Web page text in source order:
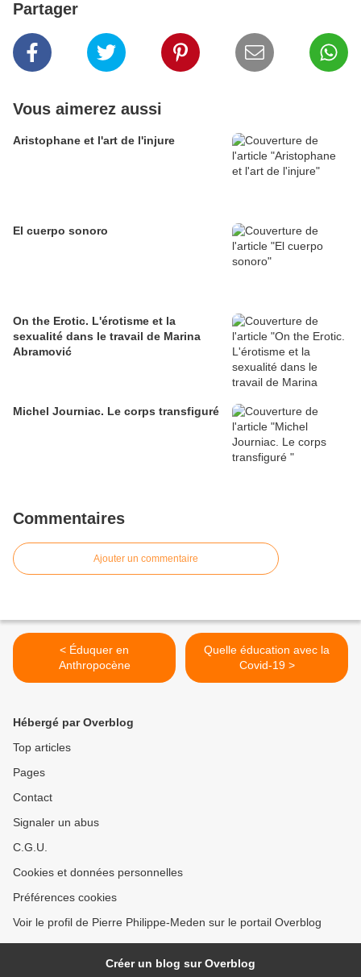
Partager
Vous aimerez aussi
Aristophane et l'art de l'injure
El cuerpo sonoro
On the Erotic. L'érotisme et la
sexualité dans le travail de Marina
Abramović
Michel Journiac. Le corps transfiguré
Commentaires
Ajouter un commentaire
< Éduquer en
Anthropocène
Quelle éducation avec la
Covid-19 >
Hébergé par Overblog
Top articles
Pages
Contact
Signaler un abus
C.G.U.
Cookies et données personnelles
Préférences cookies
Voir le profil de Pierre Philippe-Meden sur le portail Overblog
Créer un blog sur Overblog